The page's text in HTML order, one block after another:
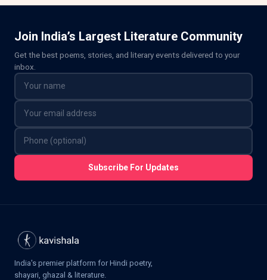
Join India’s Largest Literature Community
Get the best poems, stories, and literary events delivered to your
inbox.
Subscribe For Updates
India's premier platform for Hindi poetry,
shayari, ghazal & literature.